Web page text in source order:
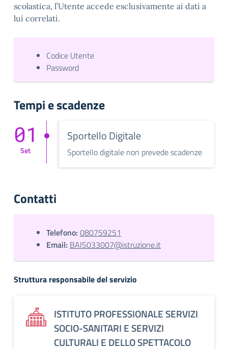
scolastica, l’Utente accede esclusivamente ai dati a
lui correlati.
Codice Utente
Password
Tempi e scadenze
01
Set
Sportello Digitale
Sportello digitale non prevede scadenze
Contatti
Telefono: 080759251
Email: BAIS033007@istruzione.it
Struttura responsabile del servizio
ISTITUTO PROFESSIONALE SERVIZI
SOCIO-SANITARI E SERVIZI
CULTURALI E DELLO SPETTACOLO